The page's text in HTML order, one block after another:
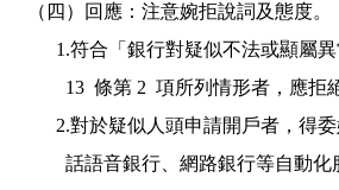
（四）回應：注意婉拒說詞及態度。
1.符合「銀行對疑似不法或
13  條第 2  項所列情形者，
2.對於疑似人頭申請開戶者
話語音銀行、網路銀行等自動